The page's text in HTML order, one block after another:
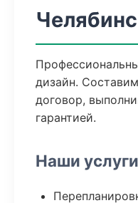
дизайн.
договор,
гарантией.
Наши услуги